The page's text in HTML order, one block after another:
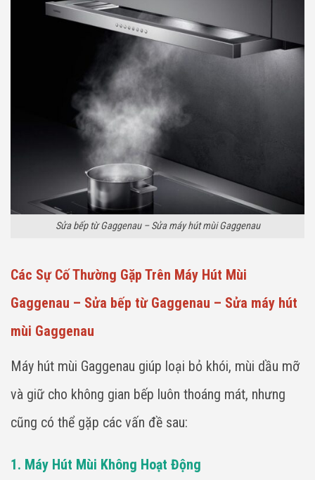
Sửa bếp từ Gaggenau – Sửa máy hút mùi Gaggenau
Các Sự Cố Thường Gặp Trên Máy Hút Mùi
Gaggenau – Sửa bếp từ Gaggenau – Sửa máy hút
mùi Gaggenau
Máy hút mùi Gaggenau giúp loại bỏ khói, mùi dầu mỡ
và giữ cho không gian bếp luôn thoáng mát, nhưng
cũng có thể gặp các vấn đề sau:
1. Máy Hút Mùi Không Hoạt Động